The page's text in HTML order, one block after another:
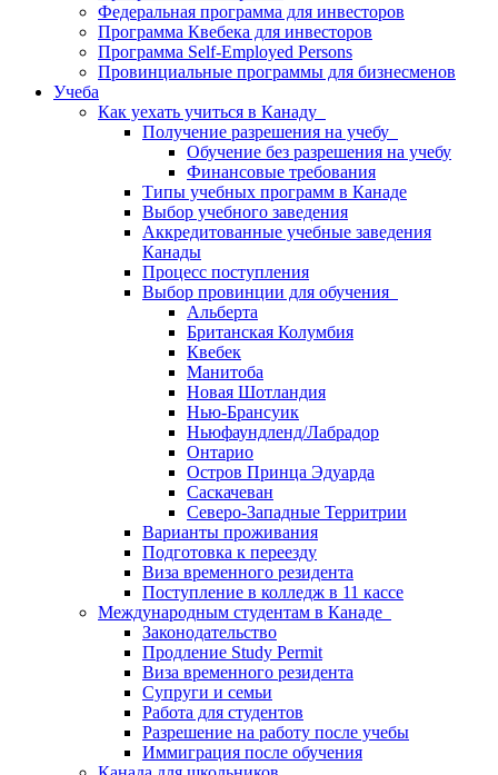
Федеральная программа для инвесторов
Программа Квебека для инвесторов
Программа Self-Employed Persons
Провинциальные программы для бизнесменов
Учеба
Как уехать учиться в Канаду
Получение разрешения на учебу
Обучение без разрешения на учебу
Финансовые требования
Типы учебных программ в Канаде
Выбор учебного заведения
Аккредитованные учебные заведения
Канады
Процесс поступления
Выбор провинции для обучения
Альберта
Британская Колумбия
Квебек
Манитоба
Новая Шотландия
Нью-Брансуик
Ньюфаундленд/Лабрадор
Онтарио
Остров Принца Эдуарда
Саскачеван
Северо-Западные Территрии
Варианты проживания
Подготовка к переезду
Виза временного резидента
Поступление в колледж в 11 кассе
Международным студентам в Канаде
Законодательство
Продление Study Permit
Виза временного резидента
Супруги и семьи
Работа для студентов
Разрешение на работу после учебы
Иммиграция после обучения